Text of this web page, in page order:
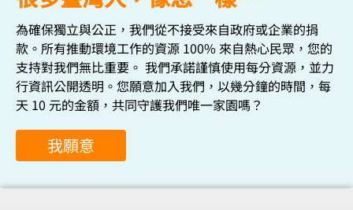
為確保獨立與公正，我們從不接受來自政府或企業的捐
款。所有推動環境工作的資源 100% 來自熱心民眾，您的
支持對我們無比重要。 我們承諾謹慎使用每分資源，並力
行資訊公開透明。您願意加入我們，以幾分鐘的時間，每
天 10 元的金額，共同守護我們唯一家園嗎？
我願意